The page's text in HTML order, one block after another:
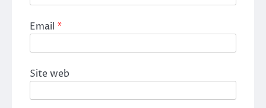
Email *
Site web